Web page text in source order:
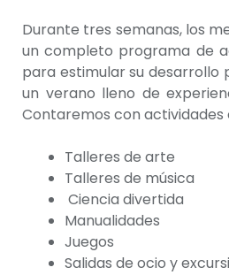
Durante tres semanas, los
un completo programa de
para estimular su desarrollo
un verano lleno de
Contaremos con actividades
Talleres de arte
Talleres de música
Ciencia divertida
Manualidades
Juegos
Salidas de ocio y